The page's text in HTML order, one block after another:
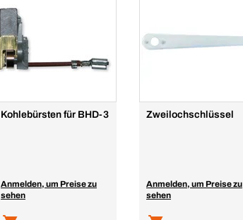
Kohlebürsten für BHD-3
Anmelden, um Preise zu
sehen
Zweilochschlüssel
Anmelden, um Preise zu
sehen